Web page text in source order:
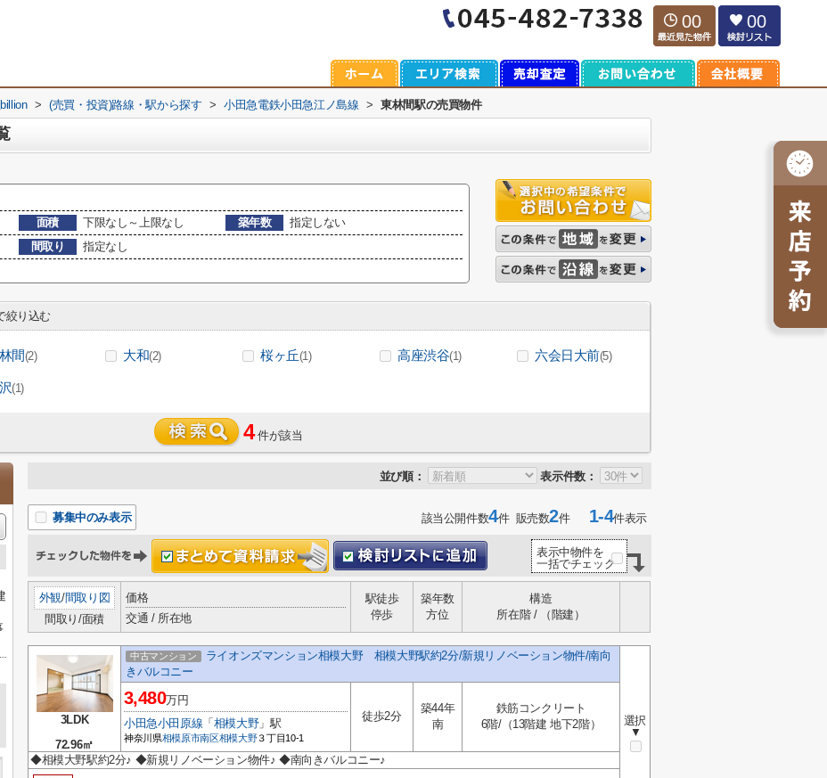
00 00
> (売買・投資)路線・駅から探す > 小田急電鉄小田急江ノ島線 > 東林間駅の売買物件
面積 下限なし～上限なし 築年数
指定しない
間取り
指定なし
絞り込む
間(2) 大和(2) 桜ヶ丘(1) 高座渋谷(1) 六会日大前(5)
(1)
4 件が該当
並び順： 表示件数：
募集中のみ表示 該当公開件数4件 販売数2件1-4件表示
表示中物件を
一括でチェック
外観/間取り図
間取り/面積
価格
交通 / 所在地
駅徒歩
停歩
築年数
方位
構造
所在階 / （階建）
3LDK
72.96㎡
中古マンション
ライオンズマンション相模大野 相模大野駅約2分/新規リノベーション物件/南向
きバルコニー
選択
▼
3,480万円
小田急小田原線 「 相模大野」駅
神奈川県相模原市南区相模大野３丁目10-1
徒歩2分
築44年
南
鉄筋コンクリート
6階/（13階建 地下2階）
◆相模大野駅約2分♪ ◆新規リノベーション物件♪ ◆南向きバルコニー♪